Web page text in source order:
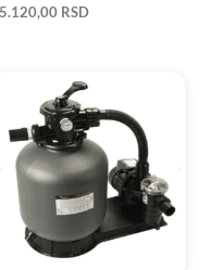
RSD